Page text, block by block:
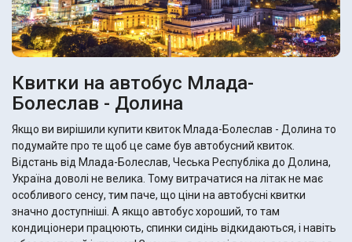
Квитки на автобус Млада-
Болеслав - Долина
Якщо ви вирішили купити квиток Млада-Болеслав - Долина то
подумайте про те щоб це саме був автобусний квиток.
Відстань від Млада-Болеслав, Чеська Республіка до Долина,
Україна доволі не велика. Тому витрачатися на літак не має
особливого сенсу, тим паче, що ціни на автобусні квитки
значно доступніші. А якщо автобус хороший, то там
кондиціонери працюють, спинки сидінь відкидаються, і навіть